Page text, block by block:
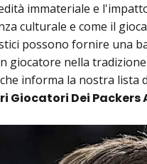
immateriale e
culturale e come il
possono fornire una
giocatore nella tradizione
informa la nostra lista
Giocatori Dei Packers